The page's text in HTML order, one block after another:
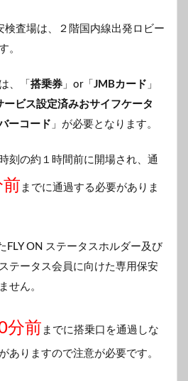
検査場は、２階国内線出発ロビー
。
、「 搭乗券 」or「 JMBカード 」
ービス設定済みおサイフケータ
ーコード 」が必要となります。
刻の約１時間前に開場され、通
までに通過する必要がありま
FLY ON ステータスホルダー及び
テータス会員に向けた専用保安
せん。
分前 までに搭乗口を通過しな
ありますので注意が必要です。